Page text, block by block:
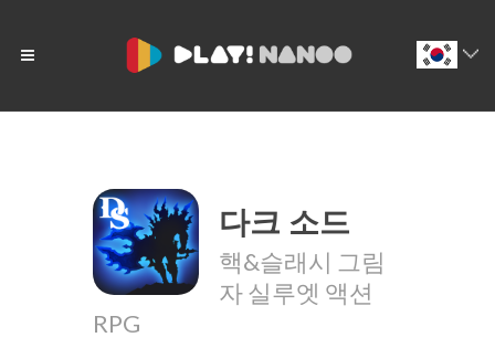
다크 소드
핵&슬래시 그림
자 실루엣 액션
RPG